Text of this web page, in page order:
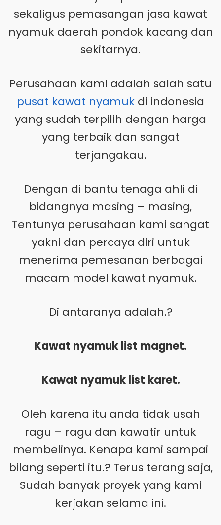
sekaligus pemasangan jasa kawat
nyamuk daerah pondok kacang dan
sekitarnya.
Perusahaan kami adalah salah satu
pusat kawat nyamuk di indonesia
yang sudah terpilih dengan harga
yang terbaik dan sangat
terjangakau.
Dengan di bantu tenaga ahli di
bidangnya masing – masing,
Tentunya perusahaan kami sangat
yakni dan percaya diri untuk
menerima pemesanan berbagai
macam model kawat nyamuk.
Di antaranya adalah.?
Kawat nyamuk list magnet.
Kawat nyamuk list karet.
Oleh karena itu anda tidak usah
ragu – ragu dan kawatir untuk
membelinya. Kenapa kami sampai
bilang seperti itu.? Terus terang saja,
Sudah banyak proyek yang kami
kerjakan selama ini.